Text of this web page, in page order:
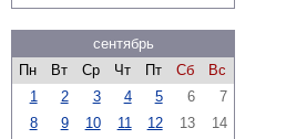
сентябрь
Пн
Вт Ср Чт Пт Сб
Вс
1
2 3 4 5 6
7
8
9 10 11 12 13 14